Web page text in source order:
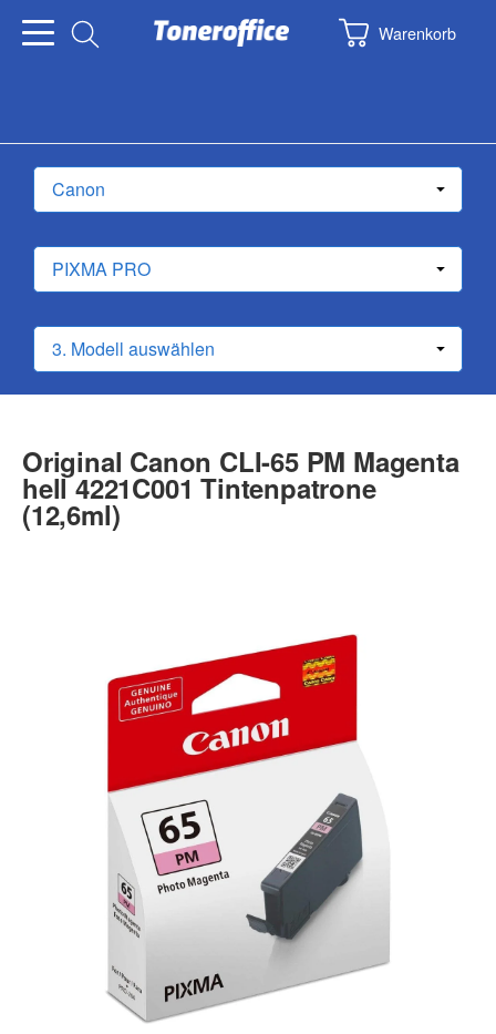
Warenkorb
Original Canon CLI-65 PM Magenta
hell 4221C001 Tintenpatrone
(12,6ml)